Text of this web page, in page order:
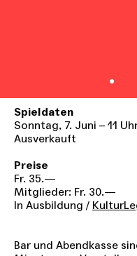
Spieldaten
​​Sonntag, 7. Juni – 11
Ausverkauft
Preise
Fr. 35.—
Mitglieder: Fr. 30.—
In Ausbildung /
Bar und Abendkasse